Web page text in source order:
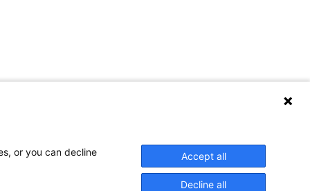
or you can decline
Accept all
Decline all